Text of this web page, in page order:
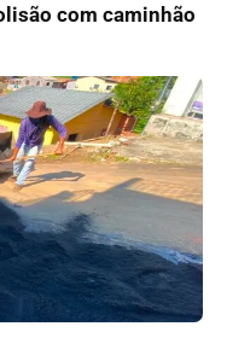
com caminhão